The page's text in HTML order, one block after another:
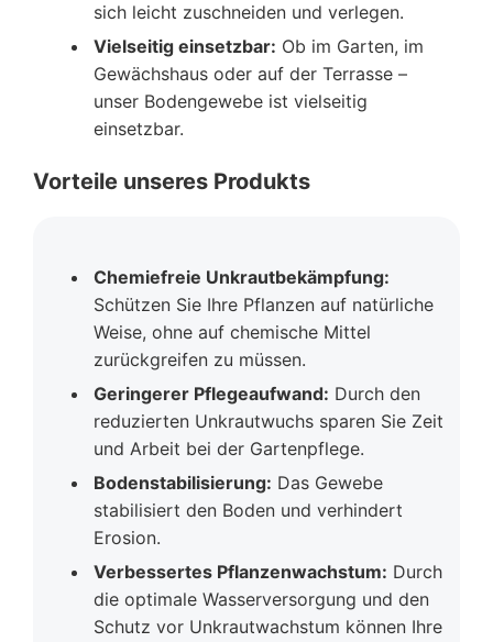
sich leicht zuschneiden und verlegen.
Vielseitig einsetzbar: Ob im Garten, im
Gewächshaus oder auf der Terrasse –
unser Bodengewebe ist vielseitig
einsetzbar.
Vorteile unseres Produkts
Chemiefreie Unkrautbekämpfung:
Schützen Sie Ihre Pflanzen auf natürliche
Weise, ohne auf chemische Mittel
zurückgreifen zu müssen.
Geringerer Pflegeaufwand: Durch den
reduzierten Unkrautwuchs sparen Sie Zeit
und Arbeit bei der Gartenpflege.
Bodenstabilisierung: Das Gewebe
stabilisiert den Boden und verhindert
Erosion.
Verbessertes Pflanzenwachstum: Durch
die optimale Wasserversorgung und den
Schutz vor Unkrautwachstum können Ihre